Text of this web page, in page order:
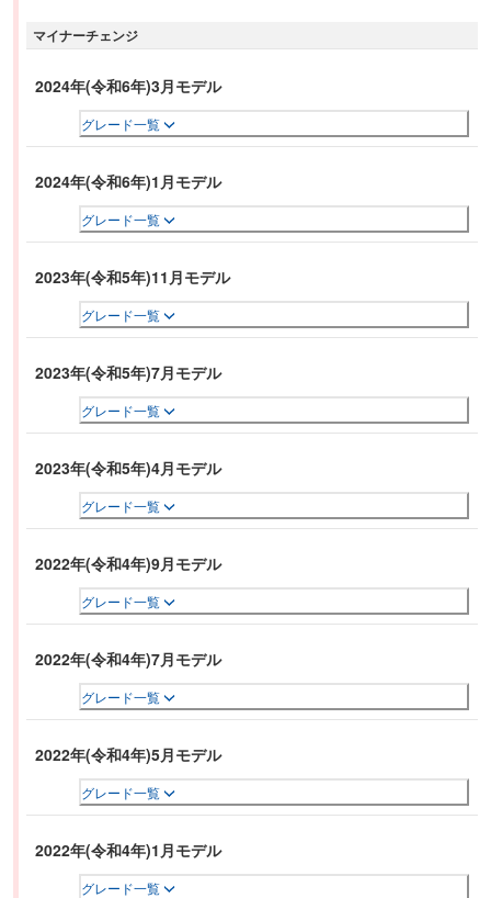
グ・アシストを標準装備している。さらに、直近に前進した50mの軌跡を記
ース・アシスト」を備えたパーキング・アシストを全車に標準装備してい
ボと、同306ps/450Nmを発生する2.0L直4ターボの2種類が用意される。
マイナーチェンジ
2024年(令和6年)3月モデル
グレード一覧
2024年(令和6年)1月モデル
グレード一覧
2023年(令和5年)11月モデル
グレード一覧
2023年(令和5年)7月モデル
グレード一覧
2023年(令和5年)4月モデル
グレード一覧
2022年(令和4年)9月モデル
グレード一覧
2022年(令和4年)7月モデル
グレード一覧
2022年(令和4年)5月モデル
グレード一覧
2022年(令和4年)1月モデル
グレード一覧